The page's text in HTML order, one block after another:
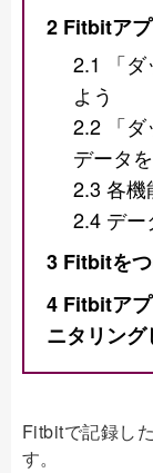
2 Fitbitア
2.1
「
よう
2.2 「
データ
2.3 各機
2.4 デー
3 Fitbitを
4 Fitbitア
ニタリング
Fitbitで記録し
す。